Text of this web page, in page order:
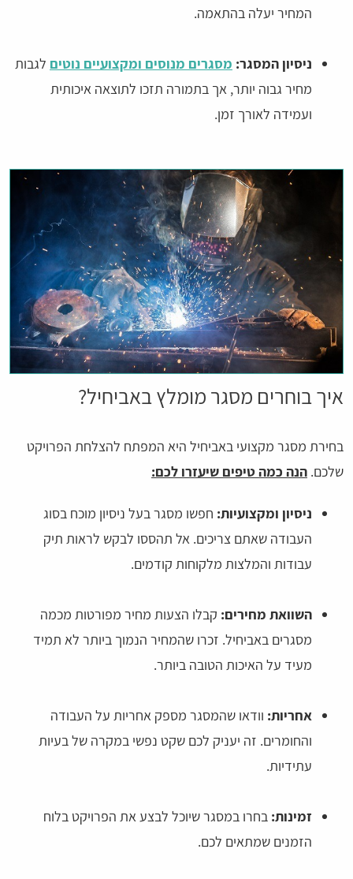
המחיר יעלה בהתאמה.
ניסיון המסגר: מסגרים מנוסים ומקצועיים נוטים לגבות
מחיר גבוה יותר, אך בתמורה תזכו לתוצאה איכותית
ועמידה לאורך זמן.
איך בוחרים מסגר מומלץ באביחיל?
בחירת מסגר מקצועי באביחיל היא המפתח להצלחת הפרויקט
שלכם. הנה כמה טיפים שיעזרו לכם:
ניסיון ומקצועיות: חפשו מסגר בעל ניסיון מוכח בסוג
העבודה שאתם צריכים. אל תהססו לבקש לראות תיק
עבודות והמלצות מלקוחות קודמים.
השוואת מחירים: קבלו הצעות מחיר מפורטות מכמה
מסגרים באביחיל. זכרו שהמחיר הנמוך ביותר לא תמיד
מעיד על האיכות הטובה ביותר.
אחריות: וודאו שהמסגר מספק אחריות על העבודה
והחומרים. זה יעניק לכם שקט נפשי במקרה של בעיות
עתידיות.
זמינות: בחרו במסגר שיוכל לבצע את הפרויקט בלוח
הזמנים שמתאים לכם.